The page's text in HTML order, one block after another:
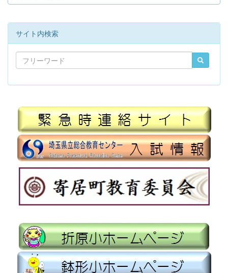
サイト内検索